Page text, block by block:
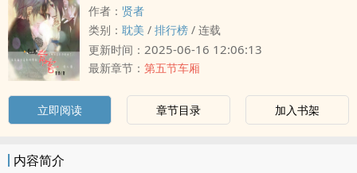
作者： 贤者
类别： ‎‌‍耽‎‍‌美‍ / 排行榜 / 连载
更新时间： 2025-06-16 12:06:13
最新章节： 第五节车厢
立即阅读 章节目录 加入书架
内容简介